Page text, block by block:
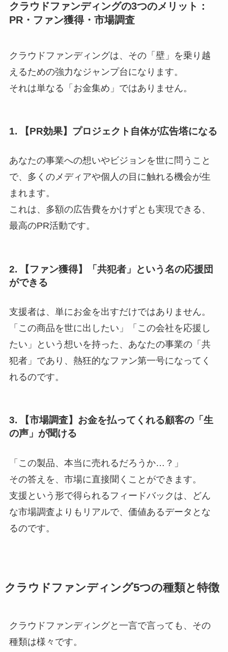
クラウドファンディングの3つのメリット：
PR・ファン獲得・市場調査
クラウドファンディングは、その「壁」を乗り越
えるための強力なジャンプ台になります。
それは単なる「お金集め」ではありません。
1. 【PR効果】プロジェクト自体が広告塔になる
あなたの事業への想いやビジョンを世に問うこと
で、多くのメディアや個人の目に触れる機会が生
まれます。
これは、多額の広告費をかけずとも実現できる、
最高のPR活動です。
2. 【ファン獲得】「共犯者」という名の応援団
ができる
支援者は、単にお金を出すだけではありません。
「この商品を世に出したい」「この会社を応援し
たい」という想いを持った、あなたの事業の「共
犯者」であり、熱狂的なファン第一号になってく
れるのです。
3. 【市場調査】お金を払ってくれる顧客の「生
の声」が聞ける
「この製品、本当に売れるだろうか…？」
その答えを、市場に直接聞くことができます。
支援という形で得られるフィードバックは、どん
な市場調査よりもリアルで、価値あるデータとな
るのです。
クラウドファンディング5つの種類と特徴
クラウドファンディングと一言で言っても、その
種類は様々です。